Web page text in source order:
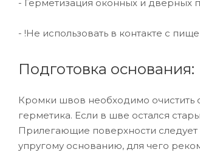
- Герметизация оконных и дверных
- !Не использовать в контакте с
Подготовка основания:
Кромки швов необходимо очистить
герметика. Если в шве остался
Прилегающие поверхности следует
упругому основанию, для чего